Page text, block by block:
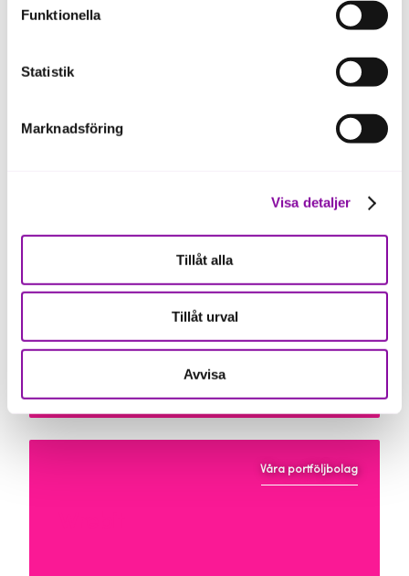
ska fungera se mer under inställningar.
Funktionella
Statistik
Marknadsföring
Visa detaljer
Tillåt alla
Tillåt urval
Avvisa
Våra portföljbolag
Våra portföljbolag